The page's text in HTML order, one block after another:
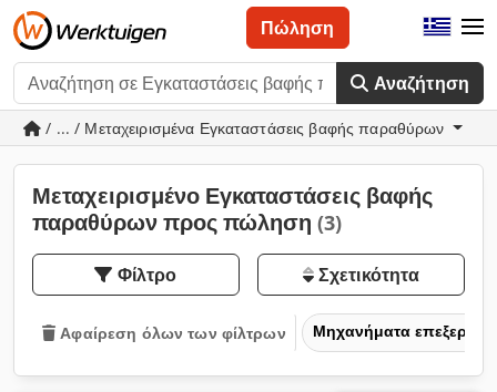
Αναζήτηση
Πώληση
/ ... / Μεταχειρισμένα Εγκαταστάσεις βαφής παραθύρων
Μεταχειρισμένο Εγκαταστάσεις βαφής
παραθύρων προς πώληση (3)
Φίλτρο Σχετικότητα
Αφαίρεση όλων των φίλτρων Μηχανήματα